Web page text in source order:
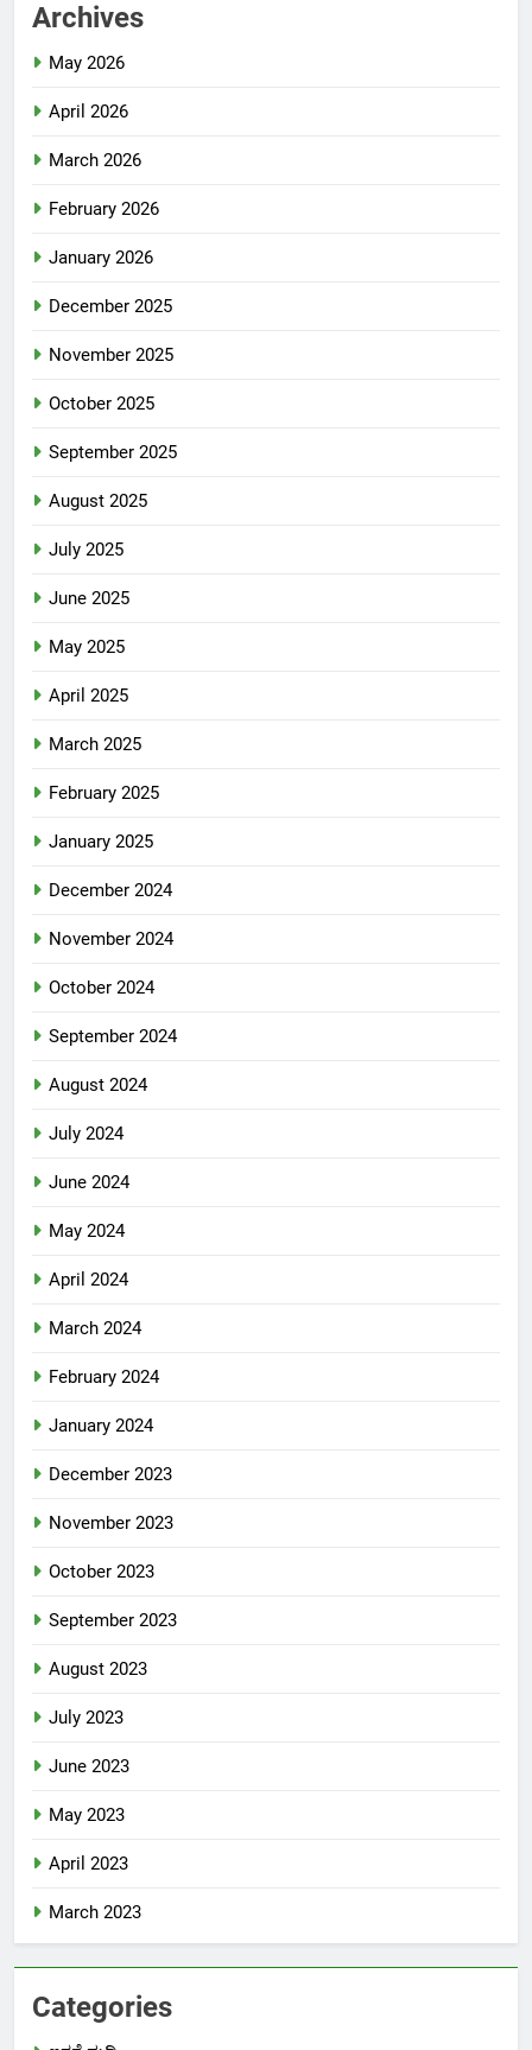
Archives
May 2026
April 2026
March 2026
February 2026
January 2026
December 2025
November 2025
October 2025
September 2025
August 2025
July 2025
June 2025
May 2025
April 2025
March 2025
February 2025
January 2025
December 2024
November 2024
October 2024
September 2024
August 2024
July 2024
June 2024
May 2024
April 2024
March 2024
February 2024
January 2024
December 2023
November 2023
October 2023
September 2023
August 2023
July 2023
June 2023
May 2023
April 2023
March 2023
Categories